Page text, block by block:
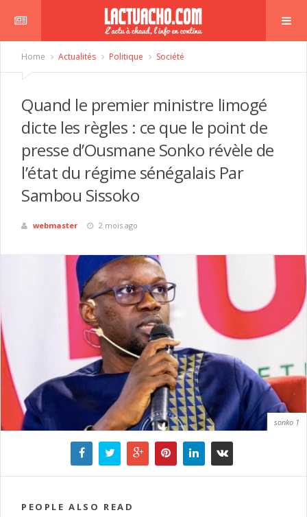
Home Actualités Politique Société
Quand le premier ministre limogé
dicte les règles : ce que le point de
presse d’Ousmane Sonko révèle de
l’état du régime sénégalais Par
Sambou Sissoko
webmaster 2 mois ago
sonko 1
PEOPLE ALSO READ